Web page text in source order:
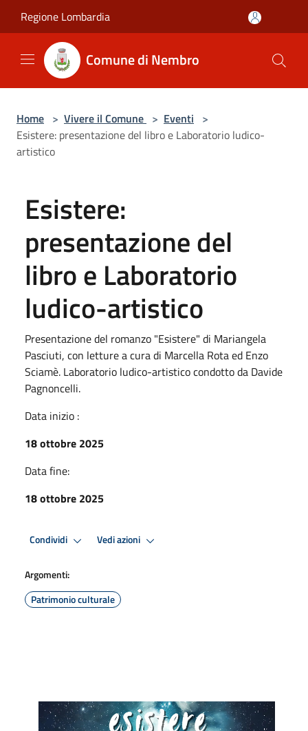
Regione Lombardia
Comune di Nembro
Home > Vivere il Comune > Eventi >
Esistere: presentazione del libro e Laboratorio ludico-
artistico
Esistere:
presentazione del
libro e Laboratorio
ludico-artistico
Presentazione del romanzo "Esistere" di Mariangela
Pasciuti, con letture a cura di Marcella Rota ed Enzo
Sciamè. Laboratorio ludico-artistico condotto da Davide
Pagnoncelli.
Data inizio :
18 ottobre 2025
Data fine:
18 ottobre 2025
Condividi Vedi azioni
Argomenti:
Patrimonio culturale